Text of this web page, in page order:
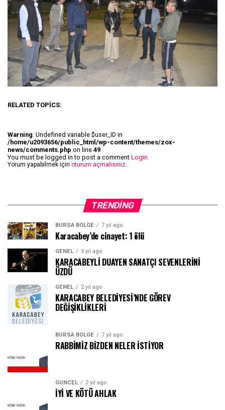
RELATED TOPICS:
Warning: Undefined variable $user_ID in
/home/u2093656/public_html/wp-content/themes/zox-
news/comments.php on line 49
You must be logged in to post a comment Login
Yorum yapabilmek için oturum açmalısınız
TRENDING
BURSA BÖLGE 7 yıl ago
Karacabey’de cinayet: 1 ölü
GENEL 3 yıl ago
KARACABEYLİ DUAYEN SANATÇI SEVENLERİNİ
ÜZDÜ
GENEL 2 yıl ago
KARACABEY BELEDİYESİ’NDE GÖREV
DEĞİŞİKLİKLERİ
BURSA BÖLGE 7 yıl ago
RABBİMİZ BİZDEN NELER İSTİYOR
GÜNCEL 2 yıl ago
İYİ VE KÖTÜ AHLAK